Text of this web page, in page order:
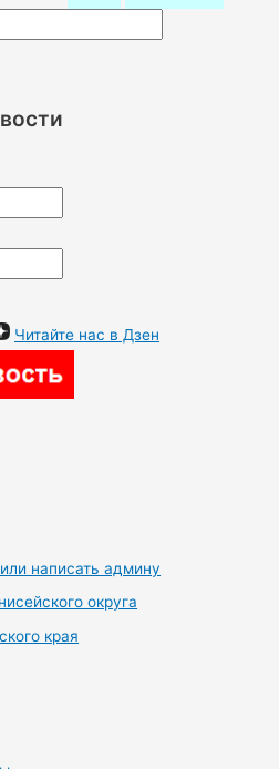
Читайте нас в Дзен
написать админу
округа
края